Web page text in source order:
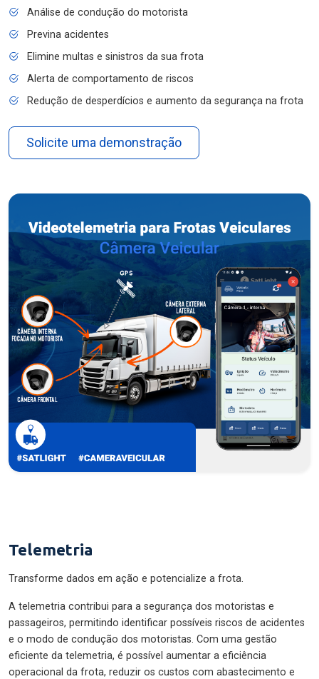
Análise de condução do motorista
Previna acidentes
Elimine multas e sinistros da sua frota
Alerta de comportamento de riscos
Redução de desperdícios e aumento da segurança na frota
Solicite uma demonstração
Telemetria
Transforme dados em ação e potencialize a frota.
A telemetria contribui para a segurança dos motoristas e
passageiros, permitindo identificar possíveis riscos de acidentes
e o modo de condução dos motoristas. Com uma gestão
eficiente da telemetria, é possível aumentar a eficiência
operacional da frota, reduzir os custos com abastecimento e